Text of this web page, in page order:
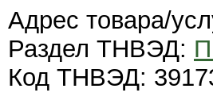
Адрес товара/
Раздел ТНВЭД:
Код ТНВЭД: